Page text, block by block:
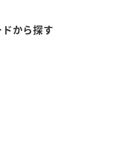
から探す